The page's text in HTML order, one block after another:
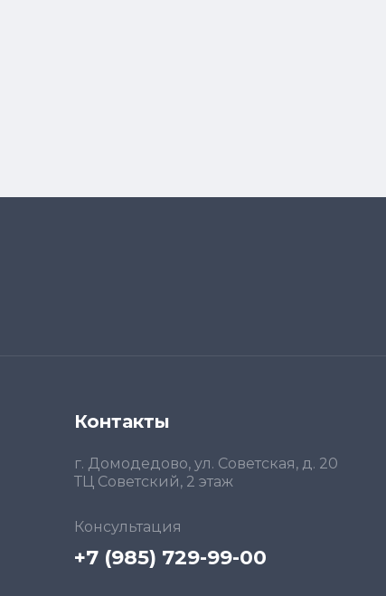
Контакты
г. Домодедово, ул. Советская, д. 20
ТЦ Советский, 2 этаж
Консультация
+7 (985) 729-99-00